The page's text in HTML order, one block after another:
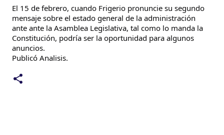
El 15 de febrero, cuando Frigerio pronuncie su segundo
mensaje sobre el estado general de la administración
ante ante la Asamblea Legislativa, tal como lo manda la
Constitución, podría ser la oportunidad para algunos
anuncios.
Publicó Analisis.